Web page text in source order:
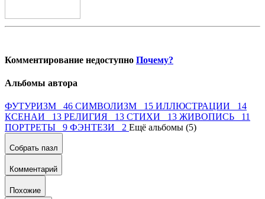
Комментирование недоступно Почему?
Альбомы автора
ФУТУРИЗМ 46 СИМВОЛИЗМ 15 ИЛЛЮСТРАЦИИ 14
КСЕНАИ 13 РЕЛИГИЯ 13 СТИХИ 13 ЖИВОПИСЬ 11
ПОРТРЕТЫ 9 ФЭНТЕЗИ 2 Ещё альбомы (5)
Собрать пазл
Комментарий
Похожие